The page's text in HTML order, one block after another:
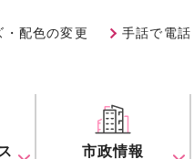
・配色の変更 手話で電話
市政情報